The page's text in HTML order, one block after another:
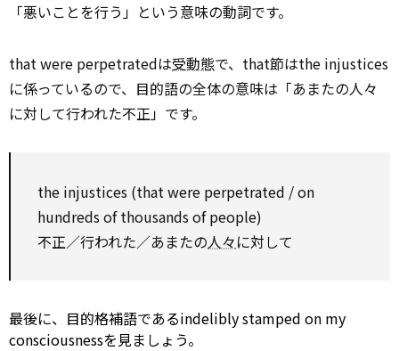
「悪いことを行う」という意味の動詞です。
that were perpetratedは受動態で、that節はthe injustices
に係っているので、目的語の全体の意味は「あまたの人々
に対して行われた不正」です。
the injustices (that were perpetrated /on
hundreds of thousands of people)
不正／行われた／あまたの人々に対して
最後に、目的格補語であるindelibly stamped on my
consciousnessを見ましょう。